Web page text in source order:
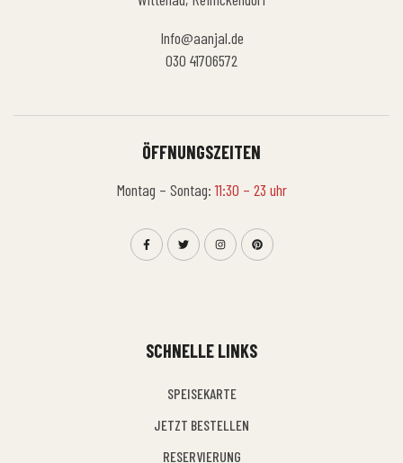
Info@aanjal.de
030 41706572
SCHNELLE LINKS
SPEISEKARTE
JETZT BESTELLEN
RESERVIERUNG
ÖFFNUNGSZEITEN
Montag – Sontag:11:30 – 23 uhr